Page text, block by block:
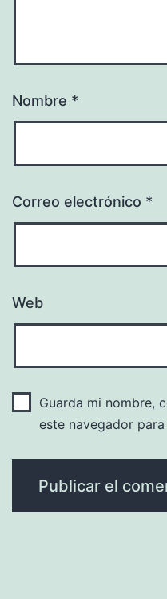
Nombre *
Correo electrónico *
Web
Guarda mi nombre,
este navegador